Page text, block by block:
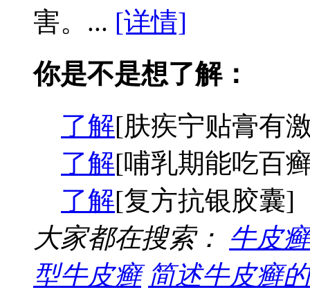
害。... [详情]
你是不是想了解：
了解[肤疾宁贴膏有
了解[哺乳期能吃百
了解[复方抗银胶囊]
大家都在搜索： 牛皮
型牛皮癣 简述牛皮癣